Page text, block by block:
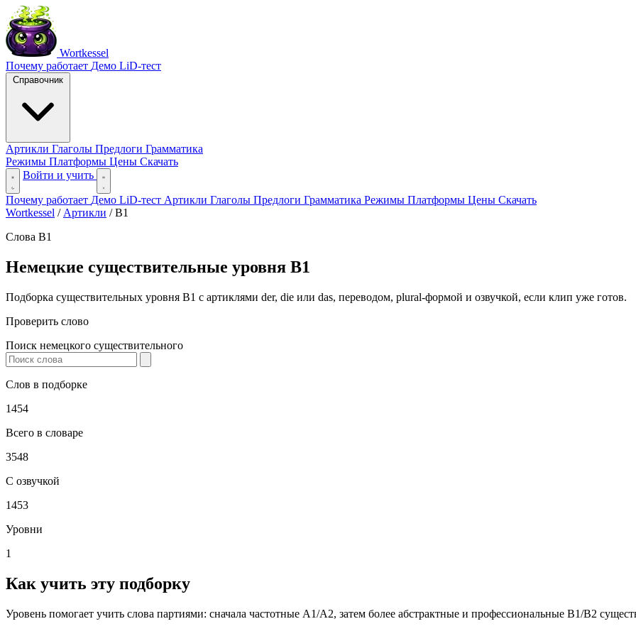
Wortkessel
Почему работает Демо LiD-тест
Справочник
Артикли Глаголы Предлоги Грамматика
Режимы Платформы Цены Скачать
Войти и учить
Почему работает Демо LiD-тест Артикли Глаголы Предлоги Грамматика Режимы Платформы Цены Скачать
Wortkessel / Артикли / B1
Слова B1
Немецкие существительные уровня B1
Подборка существительных уровня B1 с артиклями der, die или das, переводом, plural-формой и озвучкой, если клип уже готов.
Проверить слово
Поиск немецкого существительного
Слов в подборке
1454
Всего в словаре
3548
С озвучкой
1453
Уровни
1
Как учить эту подборку
Уровень помогает учить слова партиями: сначала частотные A1/A2, затем более абстрактные и профессиональные B1/B2